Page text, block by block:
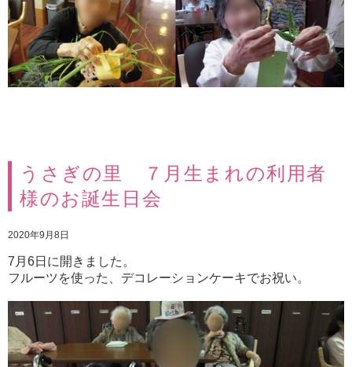
うさぎの里 ７月生まれの利用者
様のお誕生日会
2020年9月8日
7月6日に開きました。
フルーツを使った、デコレーションケーキでお祝い。